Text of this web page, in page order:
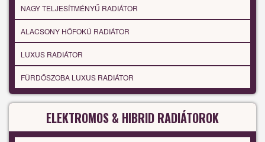
NAGY TELJESÍTMÉNYŰ RADIÁTOR
ALACSONY HŐFOKÚ RADIÁTOR
LUXUS RADIÁTOR
FÜRDŐSZOBA LUXUS RADIÁTOR
ELEKTROMOS & HIBRID RADIÁTOROK